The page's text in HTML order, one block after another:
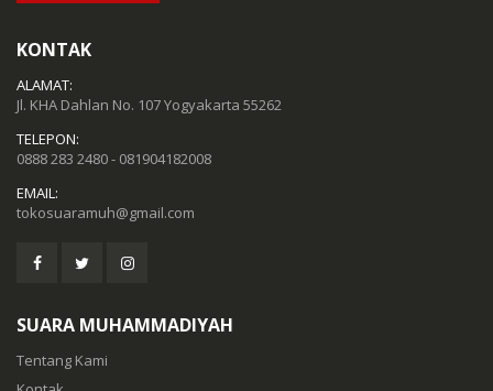
KONTAK
ALAMAT:
Jl. KHA Dahlan No. 107 Yogyakarta 55262
TELEPON:
0888 283 2480 - 081904182008
EMAIL:
tokosuaramuh@gmail.com
SUARA MUHAMMADIYAH
Tentang Kami